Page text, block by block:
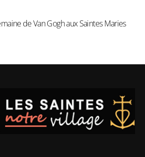
de Van Gogh aux Saintes Maries